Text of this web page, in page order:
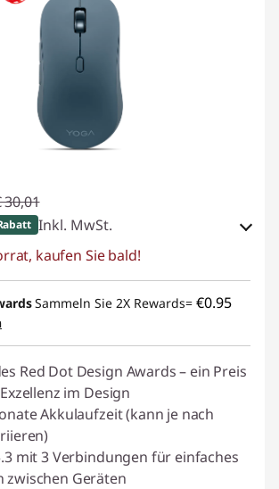
30,01
Inkl. MwSt.
:-€ 11,00
kaufen Sie bald!
Sammeln Sie 2X Rewards= €0.95
Red Dot Design Awards – ein Preis
im Design
Akkulaufzeit (kann je nach
mit 3 Verbindungen für einfaches
zwischen Geräten